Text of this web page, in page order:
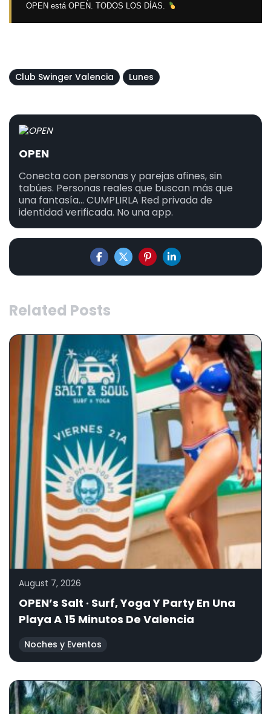
OPEN está OPEN. TODOS LOS DÍAS.
Club Swinger Valencia Lunes
OPEN
Conecta con personas y parejas afines, sin
tabúes. Personas reales que buscan más que
una fantasía... CUMPLIRLA Red privada de
identidad verificada. No una app.
Related Posts
August 7, 2026
OPEN’s Salt · Surf, Yoga Y Party En Una
Playa A 15 Minutos De Valencia
Noches y Eventos